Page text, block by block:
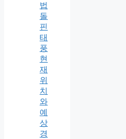
법
돌
핀
태
풍
현
재
위
치
와
예
상
경